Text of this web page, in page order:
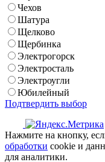
Чехов
Шатура
Щелково
Щербинка
Электрогорск
Электросталь
Электроугли
Юбилейный
Подтвердить выбор
Нажмите на кнопку,
обработки cookie и
для аналитики.